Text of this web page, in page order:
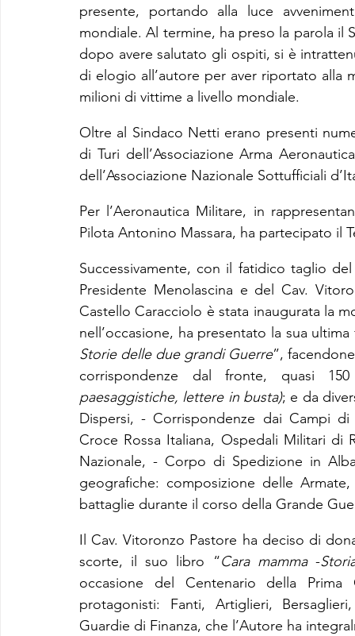
presente, portando alla luce
mondiale. Al termine, ha preso la parola il
dopo avere salutato gli ospiti, si è
di elogio all’autore per aver riportato alla
milioni di vittime a livello mondiale.
Oltre al Sindaco Netti erano presenti
di Turi dell’Associazione Arma
dell’Associazione Nazionale Sottufficiali
Per l’Aeronautica Militare, in
Pilota Antonino Massara, ha partecipato il
Successivamente, con il fatidico taglio
Presidente Menolascina e del Cav.
Castello Caracciolo è stata inaugurata la
nell’occasione, ha presentato la sua
Storie delle due grandi Guerre”,
corrispondenze dal fronte, quasi
paesaggistiche, lettere in busta); e da
Dispersi, - Corrispondenze dai Campi
Croce Rossa Italiana, Ospedali Militari di
Nazionale, - Corpo di Spedizione in
geografiche: composizione delle
battaglie durante il corso della Grande
Il Cav. Vitoronzo Pastore ha deciso di
scorte, il suo libro “Cara mamma -
occasione del Centenario della Prima
protagonisti: Fanti, Artiglieri,
Guardie di Finanza, che l’Autore ha